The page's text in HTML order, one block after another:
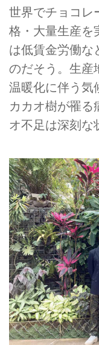
世界でチョコレ
格・大量生産を
は低賃金労働な
のだそう。生産
温暖化に伴う気
カカオ樹が罹る
オ不足は深刻な